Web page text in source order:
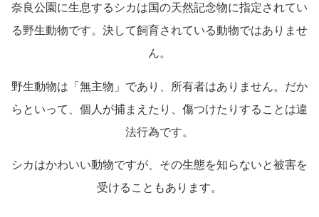
奈良公園に生息するシカは国の天然記念物に指定されてい
る野生動物です。決して飼育されている動物ではありませ
ん。
野生動物は「無主物」であり、所有者はありません。だか
らといって、個人が捕まえたり、傷つけたりすることは違
法行為です。
シカはかわいい動物ですが、その生態を知らないと被害を
受けることもあります。